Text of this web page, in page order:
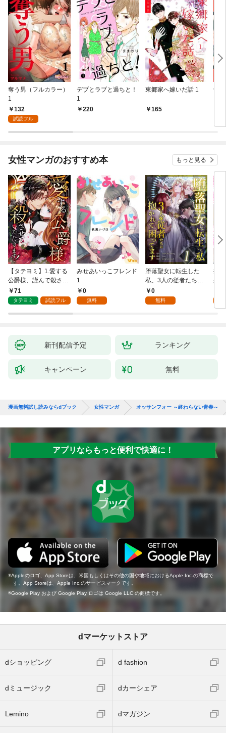
奪う男（フルカラー）
1
132
試読フル
デブとラブと過ちと！
1
220
東郷家へ嫁いだ話 1
165
十
女性マンガのおすすめ本 もっと見る
【タテヨミ】1.愛する
公爵様、謹んで殺させ
ていただきます！
71
タテヨミ 試読フル
みせあいっこフレンド
1
0
無料
堕落聖女に転生した
私、3人の従者たちに
抱かれて困ってます 第
1話
0
無料
授
身
新刊配信予定 ランキング
キャンペーン 無料
漫画無料試し読みならdブック 女性マンガ オッサンフォー ～終わらない青春～
アプリならもっと便利で快適に！
Appleのロゴ、App Storeは、米国もしくはその他の国や地域におけるApple Inc.の商標で
す。App Storeは、Apple Inc.のサービスマークです。
Google Play および Google Play ロゴは Google LLC の商標です。
dマーケットストア
dショッピング d fashion
dミュージック dカーシェア
Lemino dマガジン